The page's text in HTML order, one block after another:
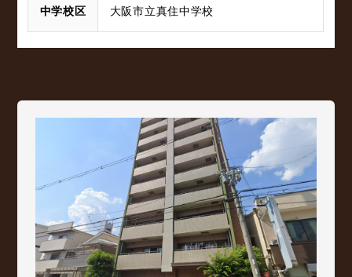
中学校区 大阪市立真住中学校